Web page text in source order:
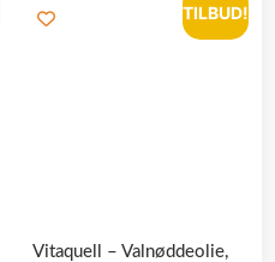
TILBUD!
Vitaquell – Valnøddeolie,